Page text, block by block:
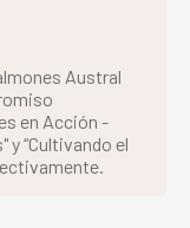
Austral
en Acción -
“Cultivando el